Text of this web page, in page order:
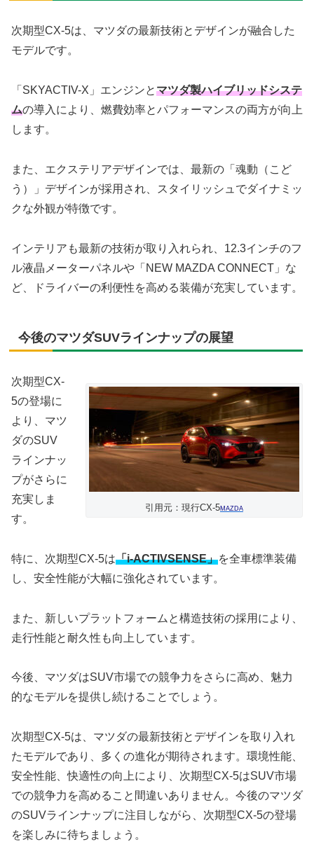
次期型CX-5は、マツダの最新技術とデザインが融合した
モデルです。
「SKYACTIV-X」エンジンとマツダ製ハイブリッドシステ
ムの導入により、燃費効率とパフォーマンスの両方が向上
します。
また、エクステリアデザインでは、最新の「魂動（こど
う）」デザインが採用され、スタイリッシュでダイナミッ
クな外観が特徴です。
インテリアも最新の技術が取り入れられ、12.3インチのフ
ル液晶メーターパネルや「NEW MAZDA CONNECT」な
ど、ドライバーの利便性を高める装備が充実しています。
今後のマツダSUVラインナップの展望
引用元：現行CX-5MAZDA
次期型CX-
5の登場に
より、マツ
ダのSUV
ラインナッ
プがさらに
充実しま
す。
特に、次期型CX-5は「i-ACTIVSENSE」を全車標準装備
し、安全性能が大幅に強化されています。
また、新しいプラットフォームと構造技術の採用により、
走行性能と耐久性も向上しています。
今後、マツダはSUV市場での競争力をさらに高め、魅力
的なモデルを提供し続けることでしょう。
次期型CX-5は、マツダの最新技術とデザインを取り入れ
たモデルであり、多くの進化が期待されます。環境性能、
安全性能、快適性の向上により、次期型CX-5はSUV市場
での競争力を高めること間違いありません。今後のマツダ
のSUVラインナップに注目しながら、次期型CX-5の登場
を楽しみに待ちましょう。